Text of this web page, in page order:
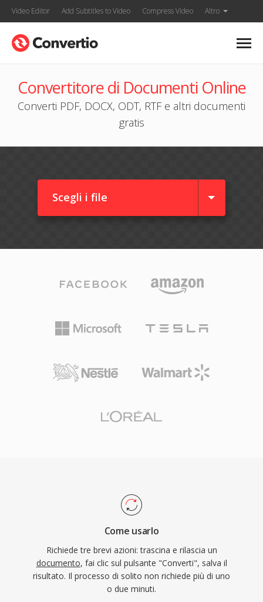
Video Editor Add Subtitles to Video Compress Video Altro
Convertitore di Documenti Online
Converti PDF, DOCX, ODT, RTF e altri documenti
gratis
Scegli i file
Come usarlo
Richiede tre brevi azioni: trascina e rilascia un
documento, fai clic sul pulsante "Converti", salva il
risultato. Il processo di solito non richiede più di uno
o due minuti.